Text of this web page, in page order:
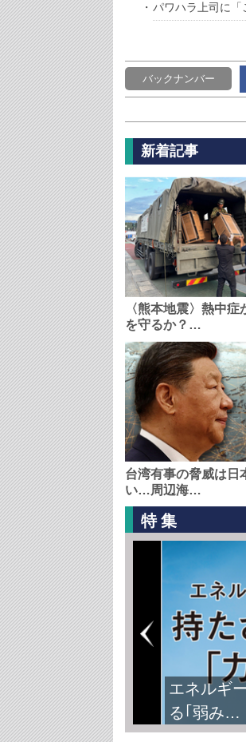
パワハラ上司に「
バックナンバー
新着記事
〈熊本地震〉熱中症
を守るか？…
台湾有事の脅威は日
い…周辺海…
特集
エネルギ
る｢弱み…